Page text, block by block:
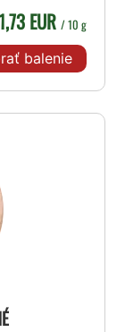
EUR / 10 g
balenie